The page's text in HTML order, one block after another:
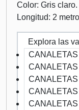
Color: Gris claro.
Longitud: 2
Explora las